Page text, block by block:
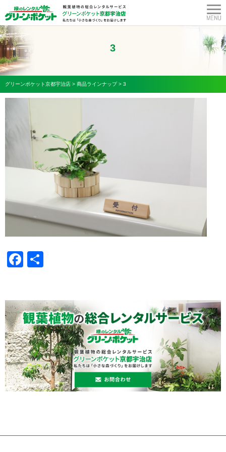
3
グリーンポケット京都宇治店 > 商品ラインナップ> 3
Facebook